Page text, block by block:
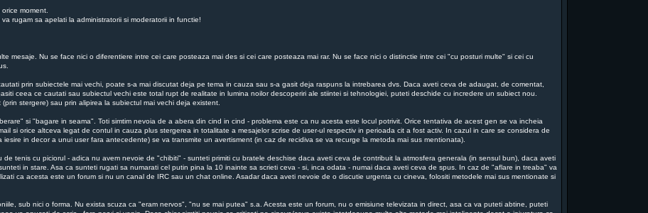
moment.
rugam sa apelati la administratorii si moderatorii in functie!
mesaje. Nu se face nici o diferentiere intre cei care posteaza mai des si cei care posteaza mai rar. Nu se face nici o distinctie intre cei "cu posturi multe" si cei cu
prin subiectele mai vechi, poate s-a mai discutat deja pe tema in cauza sau s-a gasit deja raspuns la intrebarea dvs. Daca aveti ceva de adaugat, de comentat,
ceea ce cautati sau subiectul vechi este total rupt de realitate in lumina noilor descoperiri ale stiintei si tehnologiei, puteti deschide cu incredere un subiect nou.
stergere) sau prin alipirea la subiectul mai vechi deja existent.
si "bagare in seama". Toti simtim nevoia de a abera din cind in cind - problema este ca nu acesta este locul potrivit. Orice tentativa de acest gen se va incheia
si orice altceva legat de contul in cauza plus stergerea in totalitate a mesajelor scrise de user-ul respectiv in perioada cit a fost activ. In cazul in care se considera de
in decor a unui user fara antecedente) se va transmite un avertisment (in caz de recidiva se va recurge la metoda mai sus mentionata).
tenis cu piciorul - adica nu avem nevoie de "chibiti" - sunteti primiti cu bratele deschise daca aveti ceva de contribuit la atmosfera generala (in sensul bun), daca aveti
in stare. Asa ca sunteti rugati sa numarati cel putin pina la 10 inainte sa scrieti ceva - si, inca odata - numai daca aveti ceva de spus. In caz de "aflare in treaba" va
ca acesta este un forum si nu un canal de IRC sau un chat online. Asadar daca aveti nevoie de o discutie urgenta cu cineva, folositi metodele mai sus mentionate si
sub nici o forma. Nu exista scuza ca "eram nervos", "nu se mai putea" s.a. Acesta este un forum, nu o emisiune televizata in direct, asa ca va puteti abtine, puteti